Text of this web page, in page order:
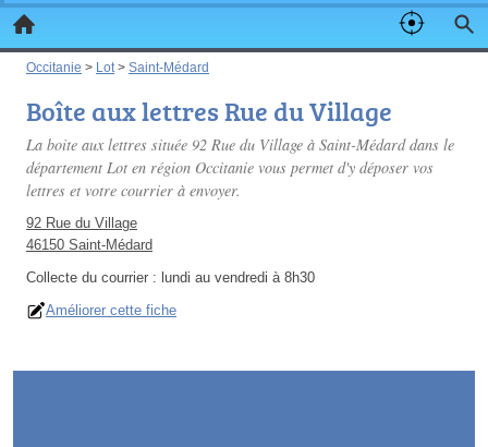
Occitanie > Lot > Saint-Médard
Boîte aux lettres Rue du Village
La boite aux lettres située 92 Rue du Village à Saint-Médard dans le
département Lot en région Occitanie vous permet d'y déposer vos
lettres et votre courrier à envoyer.
92 Rue du Village
46150 Saint-Médard
Collecte du courrier : lundi au vendredi à 8h30
Améliorer cette fiche